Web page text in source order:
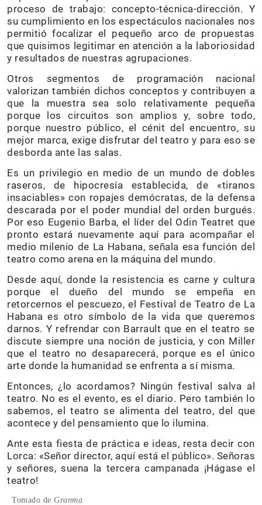
proceso de trabajo: concepto-técnica-dirección. Y
su cumplimiento en los espectáculos nacionales nos
permitió focalizar el pequeño arco de propuestas
que quisimos legitimar en atención a la laboriosidad
y resultados de nuestras agrupaciones.
Otros segmentos de programación nacional
valorizan también dichos conceptos y contribuyen a
que la muestra sea solo relativamente pequeña
porque los circuitos son amplios y, sobre todo,
porque nuestro público, el cénit del encuentro, su
mejor marca, exige disfrutar del teatro y para eso se
desborda ante las salas.
Es un privilegio en medio de un mundo de dobles
raseros, de hipocresía establecida, de «tiranos
insaciables» con ropajes demócratas, de la defensa
descarada por el poder mundial del orden burgués.
Por eso Eugenio Barba, el líder del Odin Teatret que
pronto estará nuevamente aquí para acompañar el
medio milenio de La Habana, señala esa función del
teatro como arena en la máquina del mundo.
Desde aquí, donde la resistencia es carne y cultura
porque el dueño del mundo se empeña en
retorcernos el pescuezo, el Festival de Teatro de La
Habana es otro símbolo de la vida que queremos
darnos. Y refrendar con Barrault que en el teatro se
discute siempre una noción de justicia, y con Miller
que el teatro no desaparecerá, porque es el único
arte donde la humanidad se enfrenta a sí misma.
Entonces, ¿lo acordamos? Ningún festival salva al
teatro. No es el evento, es el diario. Pero también lo
sabemos, el teatro se alimenta del teatro, del que
acontece y del pensamiento que lo ilumina.
Ante esta fiesta de práctica e ideas, resta decir con
Lorca: «Señor director, aquí está el público». Señoras
y señores, suena la tercera campanada ¡Hágase el
teatro!
Tomado de Granma